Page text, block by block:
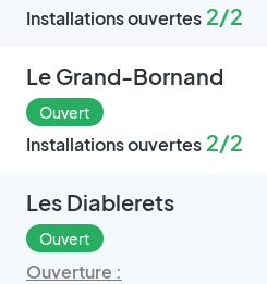
Installations ouvertes 2/2
Le Grand-Bornand
Ouvert
Installations ouvertes 2/2
Les Diablerets
Ouvert
Ouverture :